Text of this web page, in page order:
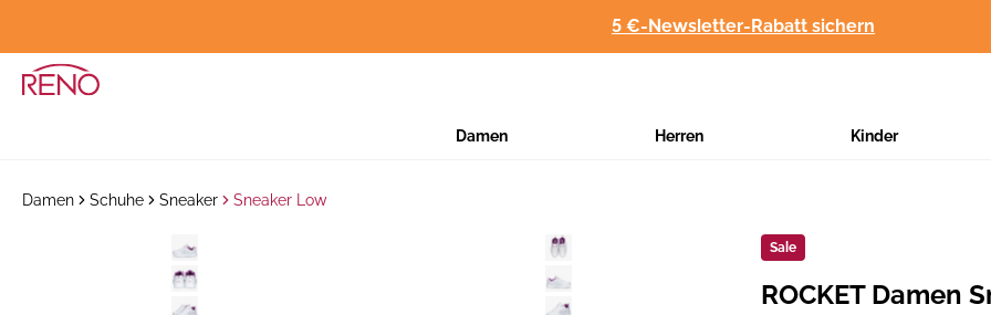
5 €-Newsletter-Rabatt sichern
Damen Herren Kinder
Damen Schuhe Sneaker Sneaker Low
Sale
Hersteller:
ROCKET Damen